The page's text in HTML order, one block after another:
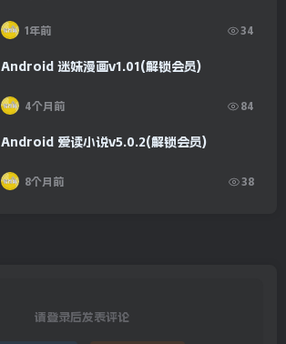
1年前 34
Android 迷妹漫画v1.01(解锁会员)
4个月前 84
Android 爱读小说v5.0.2(解锁会员)
8个月前 38
请登录后发表评论